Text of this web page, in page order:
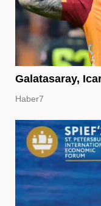
Galatasaray,
Haber7